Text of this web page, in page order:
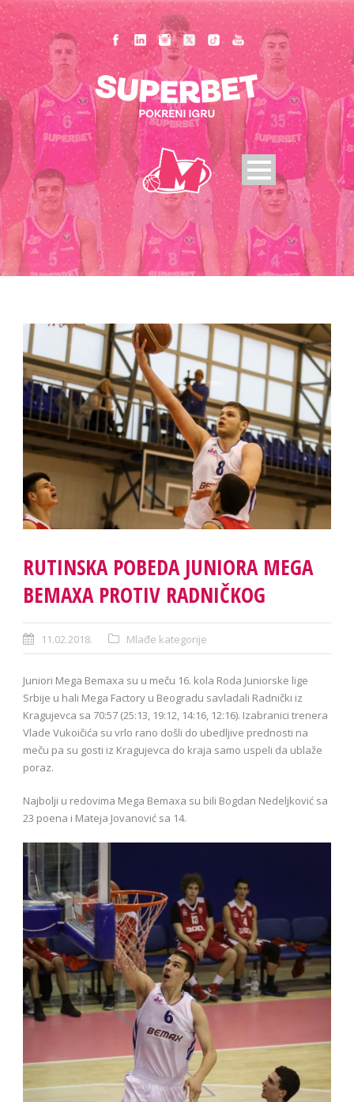
RUTINSKA POBEDA JUNIORA MEGA
BEMAXA PROTIV RADNIČKOG
11.02.2018. Mlađe kategorije
Juniori Mega Bemaxa su u meču 16. kola Roda Juniorske lige
Srbije u hali Mega Factory u Beogradu savladali Radnički iz
Kragujevca sa 70:57 (25:13, 19:12, 14:16, 12:16). Izabranici trenera
Vlade Vukoičića su vrlo rano došli do ubedljive prednosti na
meču pa su gosti iz Kragujevca do kraja samo uspeli da ublaže
poraz.
Najbolji u redovima Mega Bemaxa su bili Bogdan Nedeljković sa
23 poena i Mateja Jovanović sa 14.